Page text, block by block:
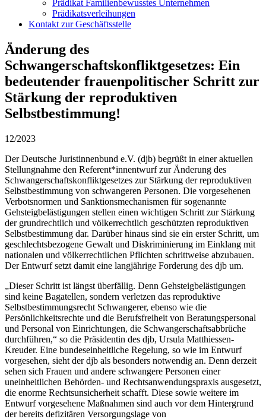
Prädikat Familienbewusstes Unternehmen
Prädikatsverleihungen
Kontakt zur Geschäftsstelle
Änderung des
Schwangerschaftskonfliktgesetzes: Ein
bedeutender frauenpolitischer Schritt zur
Stärkung der reproduktiven
Selbstbestimmung!
12/2023
Der Deutsche Juristinnenbund e.V. (djb) begrüßt in einer aktuellen
Stellungnahme den Referent*innentwurf zur Änderung des
Schwangerschaftskonfliktgesetzes zur Stärkung der reproduktiven
Selbstbestimmung von schwangeren Personen. Die vorgesehenen
Verbotsnormen und Sanktionsmechanismen für sogenannte
Gehsteigbelästigungen stellen einen wichtigen Schritt zur Stärkung
der grundrechtlich und völkerrechtlich geschützten reproduktiven
Selbstbestimmung dar. Darüber hinaus sind sie ein erster Schritt, um
geschlechtsbezogene Gewalt und Diskriminierung im Einklang mit
nationalen und völkerrechtlichen Pflichten schrittweise abzubauen.
Der Entwurf setzt damit eine langjährige Forderung des djb um.
„Dieser Schritt ist längst überfällig. Denn Gehsteigbelästigungen
sind keine Bagatellen, sondern verletzen das reproduktive
Selbstbestimmungsrecht Schwangerer, ebenso wie die
Persönlichkeitsrechte und die Berufsfreiheit von Beratungspersonal
und Personal von Einrichtungen, die Schwangerschaftsabbrüche
durchführen,“ so die Präsidentin des djb, Ursula Matthiessen-
Kreuder. Eine bundeseinheitliche Regelung, so wie im Entwurf
vorgesehen, sieht der djb als besonders notwendig an. Denn derzeit
sehen sich Frauen und andere schwangere Personen einer
uneinheitlichen Behörden- und Rechtsanwendungspraxis ausgesetzt,
die enorme Rechtsunsicherheit schafft. Diese sowie weitere im
Entwurf vorgesehene Maßnahmen sind auch vor dem Hintergrund
der bereits defizitären Versorgungslage von